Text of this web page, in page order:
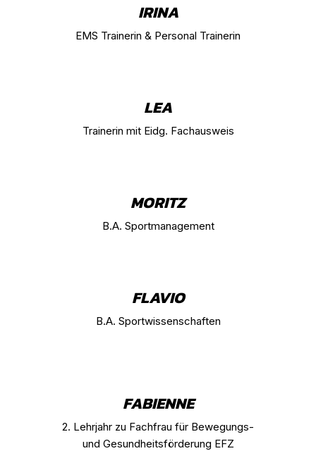
IRINA
EMS Trainerin & Personal Trainerin
LEA
Trainerin mit Eidg. Fachausweis
MORITZ
B.A. Sportmanagement
FLAVIO
B.A. Sportwissenschaften
FABIENNE
2. Lehrjahr zu Fachfrau für Bewegungs-
und Gesundheitsförderung EFZ